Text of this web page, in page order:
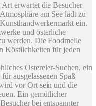
erwartet die Besucher
am See lädt zu
ein.
und österliche
werden. Die Foodmeile
Köstlichkeiten für jeden
Ostereier-Suchen, ein
ausgelassenen Spaß
vor Ort sein und die
Ein gemütlicher
bei entspannter